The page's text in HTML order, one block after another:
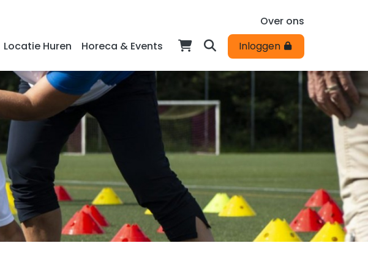
Over ons
Locatie Huren Horeca & Events Inloggen